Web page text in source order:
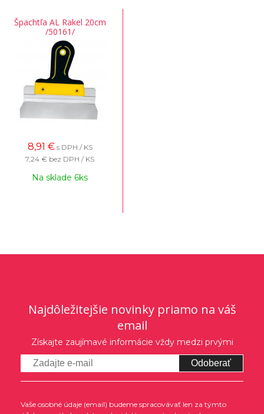
Špachtľa AL Rakel 20cm
/50161/
8,91 € s DPH / KS
7,24 € bez DPH / KS
Na sklade 6ks
Najdôležitejšie novinky priamo na váš
email
Získajte zaujímavé informácie vždy medzi prvými
Odoberať
Vaše osobné údaje (email) budeme spracovávať len za týmto